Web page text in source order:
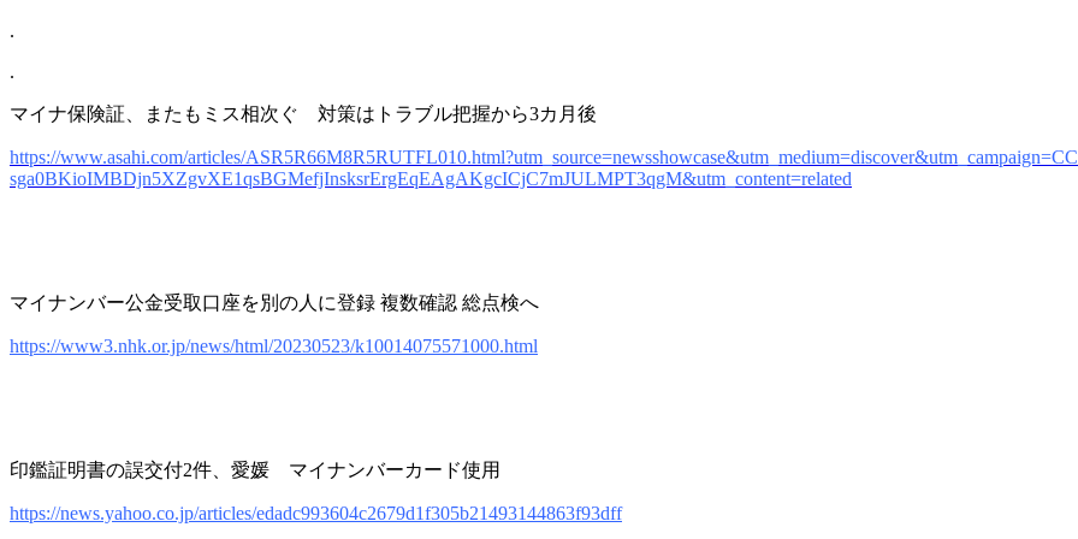
.
.
マイナ保険証、またもミス相次ぐ 対策はトラブル把握から3カ月後
https://www.asahi.com/articles/
sga0BKioIMBDjn5XZgvXE1qsBGMefjInsksrErgEqEAgAKgcICjC7mJULMPT3qgM&utm_content=related
マイナンバー公金受取口座を別の人に登録 複数確認 総点検へ
https://www3.nhk.or.jp/news/html/20230523/k10014075571000.html
印鑑証明書の誤交付2件、愛媛 マイナンバーカード使用
https://news.yahoo.co.jp/articles/edadc993604c2679d1f305b21493144863f93dff